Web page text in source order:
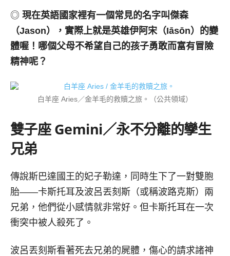
◎ 現在英語國家裡有一個常見的名字叫傑森
（Jason），實際上就是英雄伊阿宋（Iāsōn）的變
體喔！哪個父母不希望自己的孩子勇敢而富有冒險
精神呢？
白羊座 Aries／金羊毛的救贖之旅。（公共領域）
雙子座Gemini／永不分離的孿生
兄弟
傳說斯巴達國王的妃子勒達，同時生下了一對雙胞
胎——卡斯托耳及波呂丟刻斯（或稱波路克斯）兩
兄弟，他們從小感情就非常好。但卡斯托耳在一次
衝突中被人殺死了。
波呂丟刻斯看著死去兄弟的屍體，傷心的請求諸神